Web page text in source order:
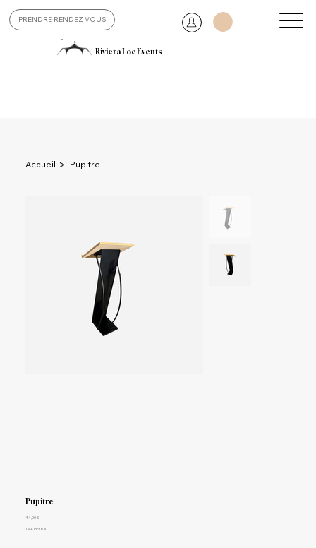
PRENDRE RENDEZ-VOUS
Riviera Loc Events
Accueil > Pupitre
Pupitre
Prix
44,00 €
TVA Incluse